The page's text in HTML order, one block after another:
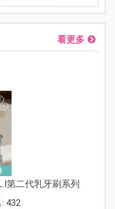
看更多
第二代乳牙刷系列
432